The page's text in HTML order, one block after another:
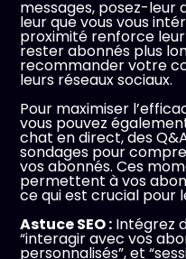
messages, posez-leur
leur que vous vous
proximité renforce
rester abonnés plus
recommander votre
leurs réseaux sociaux.
Pour maximiser
vous pouvez
chat en direct, des
sondages pour
vos abonnés. Ces
permettent à vos
ce qui est crucial pour
Astuce SEO : Intégrez
“interagir avec vos
personnalisés”, et